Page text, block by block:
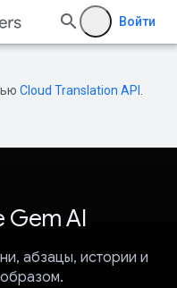
Войти
Cloud Translation API
AI
абзацы, истории и